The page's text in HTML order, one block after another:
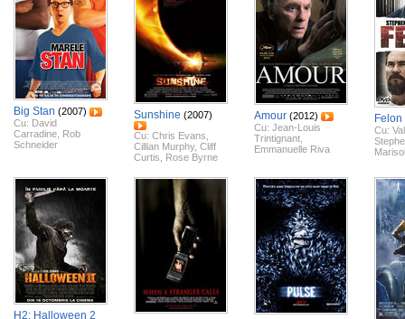
Big Stan (2007)
Cu: David
Carradine Rob
Schneider
Sunshine (2007)
Cu: Chris Evans
Cillian Murphy, Cliff
Curtis
Rose Byrne
Amour (2012)
Cu: Jean-Louis
Trintignant
Emmanuelle Riva
Felon
Cu:
H2: Halloween 2